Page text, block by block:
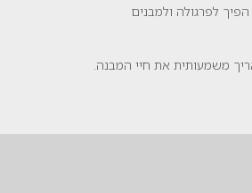
לפרגולה ולמבנים
משמעותית את חיי המבנה.